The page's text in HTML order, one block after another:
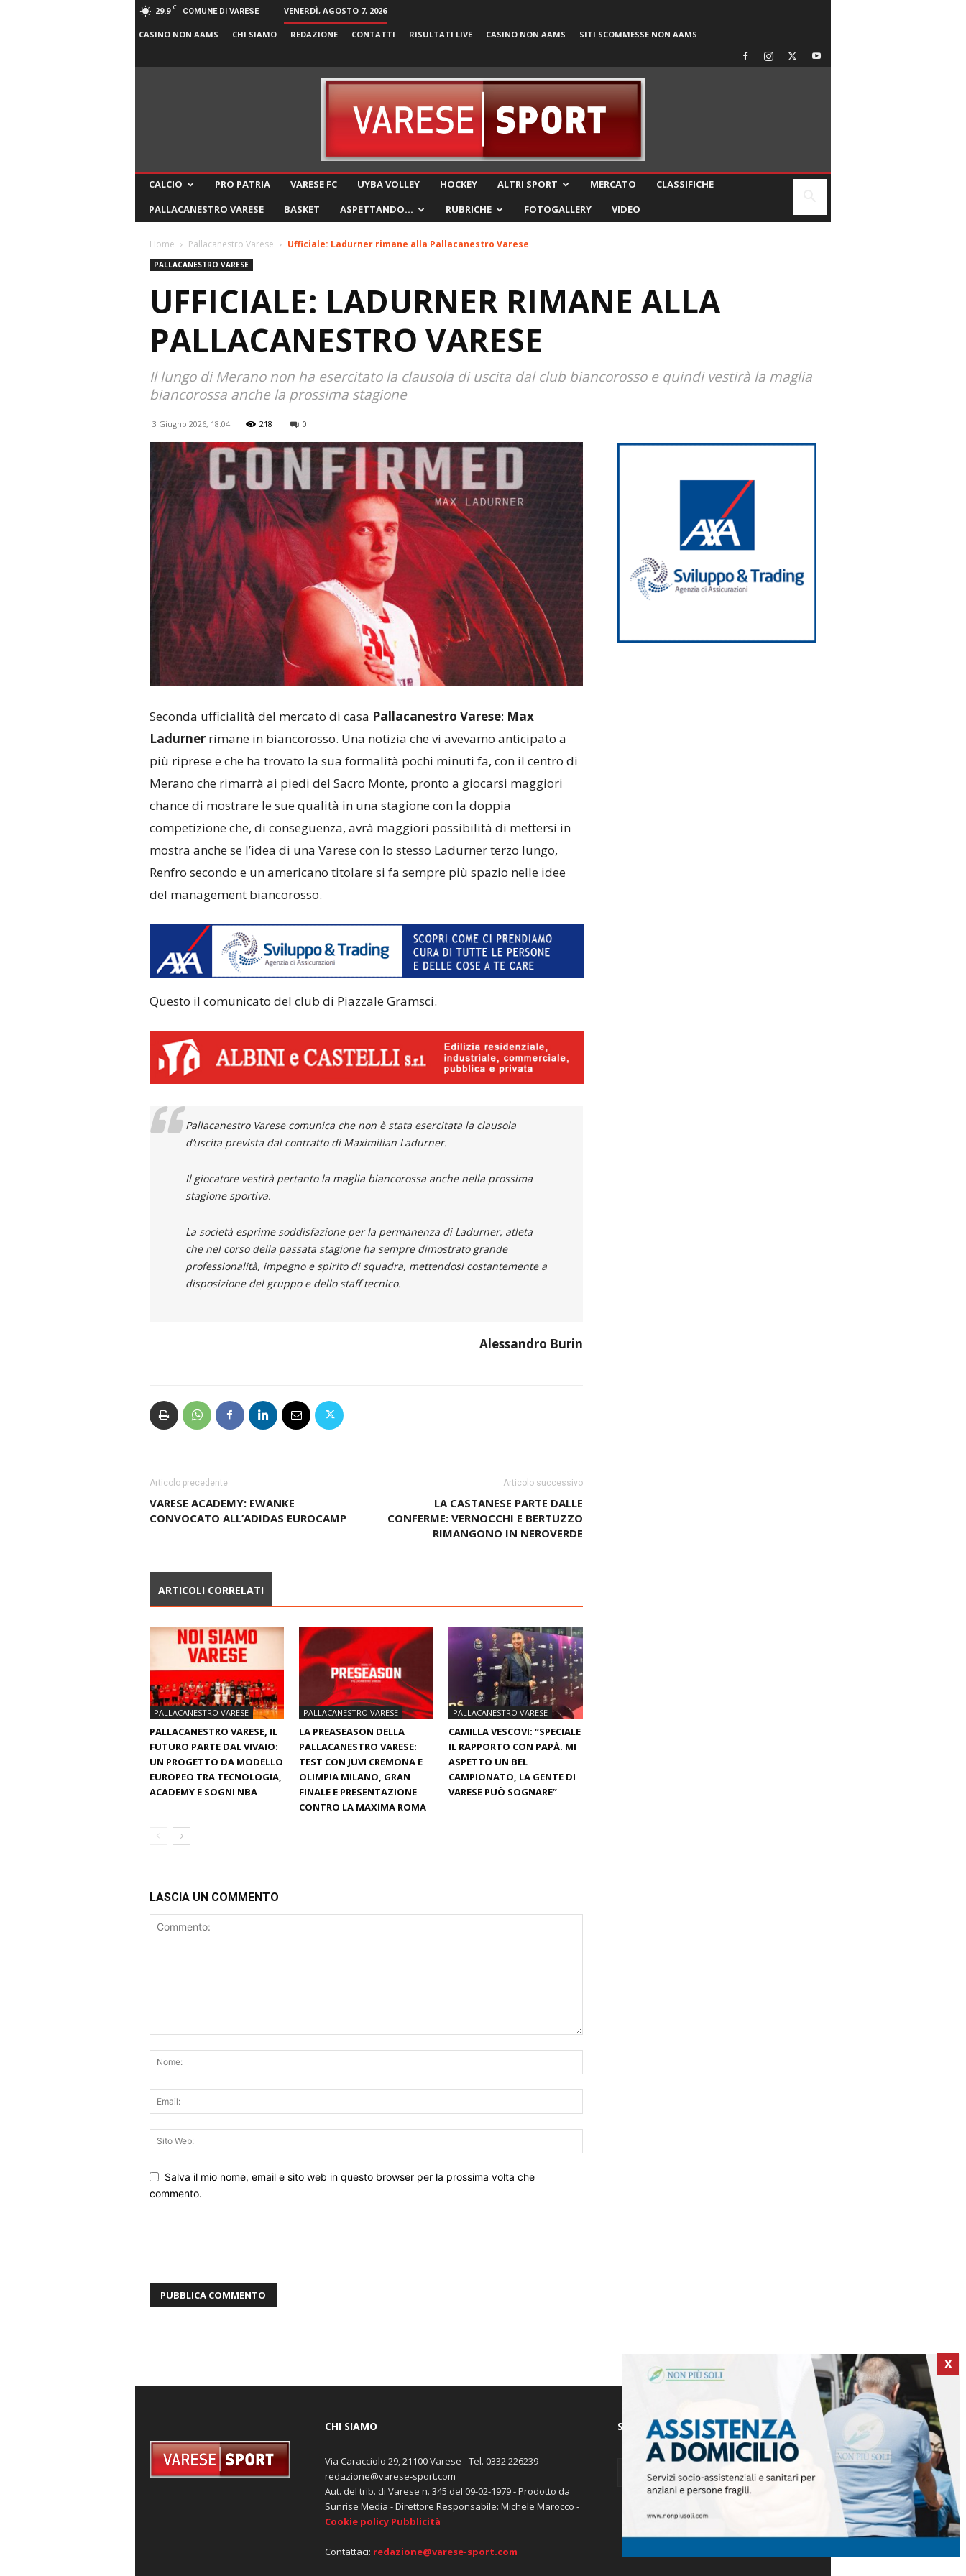
29.9 C COMUNE DI VARESE VENERDÌ, AGOSTO 7, 2026
CASINO NON AAMS CHI SIAMO REDAZIONE CONTATTI RISULTATI LIVE CASINO NON AAMS SITI SCOMMESSE NON AAMS
CALCIO PRO PATRIA VARESE FC UYBA VOLLEY HOCKEY ALTRI SPORT MERCATO
CLASSIFICHE
PALLACANESTRO VARESE
BASKET ASPETTANDO… RUBRICHE FOTOGALLERY VIDEO
Home Pallacanestro Varese Ufficiale: Ladurner rimane alla Pallacanestro Varese
PALLACANESTRO VARESE
UFFICIALE: LADURNER RIMANE ALLA
PALLACANESTRO VARESE
Il lungo di Merano non ha esercitato la clausola di uscita dal club biancorosso e quindi vestirà la maglia
biancorossa anche la prossima stagione
3 Giugno 2026, 18:04 218 0
Seconda ufficialità del mercato di casa Pallacanestro Varese: Max
Ladurnerrimane in biancorosso. Una notizia che vi avevamo anticipato a
più riprese e che ha trovato la sua formalità pochi minuti fa, con il centro di
Merano che rimarrà ai piedi del Sacro Monte, pronto a giocarsi maggiori
chance di mostrare le sue qualità in una stagione con la doppia
competizione che, di conseguenza, avrà maggiori possibilità di mettersi in
mostra anche se l’idea di una Varese con lo stesso Ladurner terzo lungo,
Renfro secondo e un americano titolare si fa sempre più spazio nelle idee
del management biancorosso.
Questo il comunicato del club di Piazzale Gramsci.
Pallacanestro Varese comunica che non è stata esercitata la clausola
d’uscita prevista dal contratto di Maximilian Ladurner.
Il giocatore vestirà pertanto la maglia biancorossa anche nella prossima
stagione sportiva.
La società esprime soddisfazione per la permanenza di Ladurner, atleta
che nel corso della passata stagione ha sempre dimostrato grande
professionalità, impegno e spirito di squadra, mettendosi costantemente a
disposizione del gruppo e dello staff tecnico.
Alessandro Burin
Articolo precedente
VARESE ACADEMY: EWANKE
CONVOCATO ALL’ADIDAS EUROCAMP
Articolo successivo
LA CASTANESE PARTE DALLE
CONFERME: VERNOCCHI E BERTUZZO
RIMANGONO IN NEROVERDE
ARTICOLI CORRELATI
PALLACANESTRO VARESE
PALLACANESTRO VARESE, IL
FUTURO PARTE DAL VIVAIO:
UN PROGETTO DA MODELLO
EUROPEO TRA TECNOLOGIA,
ACADEMY E SOGNI NBA
PALLACANESTRO VARESE
LA PREASEASON DELLA
PALLACANESTRO VARESE:
TEST CON JUVI CREMONA E
OLIMPIA MILANO, GRAN
FINALE E PRESENTAZIONE
CONTRO LA MAXIMA ROMA
PALLACANESTRO VARESE
CAMILLA VESCOVI: “SPECIALE
IL RAPPORTO CON PAPÀ. MI
ASPETTO UN BEL
CAMPIONATO, LA GENTE DI
VARESE PUÒ SOGNARE”
LASCIA UN COMMENTO
Salva il mio nome, email e sito web in questo browser per la prossima volta che
commento.
X
CHI SIAMO
Via Caracciolo 29, 21100 Varese - Tel. 0332 226239 -
redazione@varese-sport.com
Aut. del trib. di Varese n. 345 del 09-02-1979 - Prodotto da
Sunrise Media - Direttore Responsabile: Michele Marocco -
Cookie policy Pubblicità
Contattaci: redazione@varese-sport.com
SEGUICI